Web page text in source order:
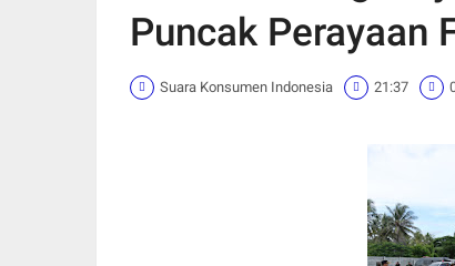
Puncak Perayaan
Suara Konsumen Indonesia 21:37